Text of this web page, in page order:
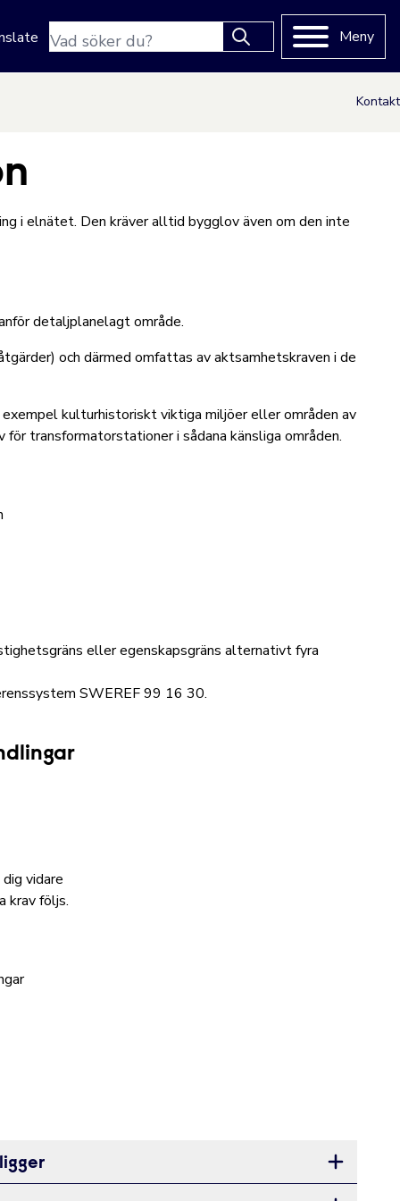
Sökfras
Meny
Kontakt
i elnätet. Den kräver alltid bygglov även om den inte
detaljplanelagt område.
och därmed omfattas av aktsamhetskraven i de
kulturhistoriskt viktiga miljöer eller områden av
transformatorstationer i sådana känsliga områden.
eller egenskapsgräns alternativt fyra
SWEREF 99 16 30.
vidare
krav följs.
Öppna